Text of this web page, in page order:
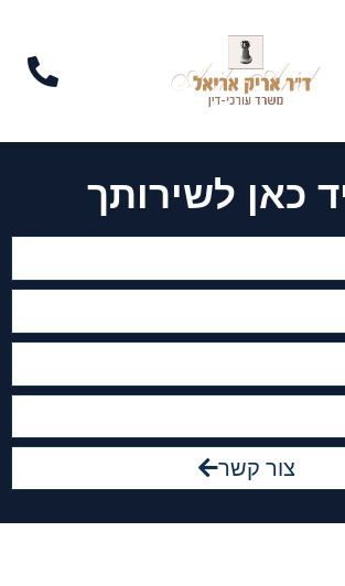
כאן לשירותך
צור קשר